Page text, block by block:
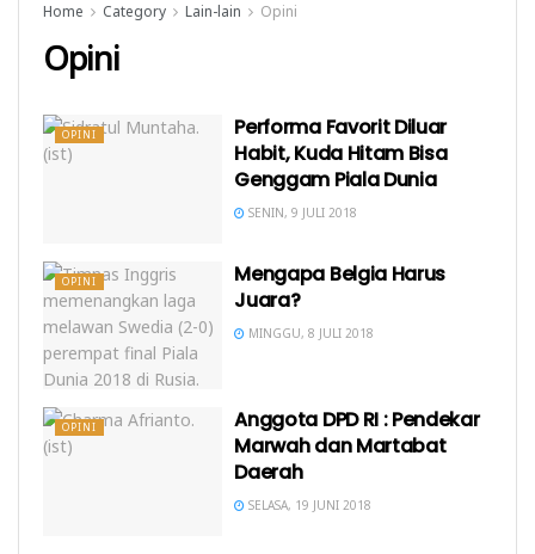
Home Category Lain-lain Opini
Opini
OPINI
Performa Favorit Diluar
Habit, Kuda Hitam Bisa
Genggam Piala Dunia
SENIN, 9 JULI 2018
OPINI
Mengapa Belgia Harus
Juara?
MINGGU, 8 JULI 2018
OPINI
Anggota DPD RI : Pendekar
Marwah dan Martabat
Daerah
SELASA, 19 JUNI 2018